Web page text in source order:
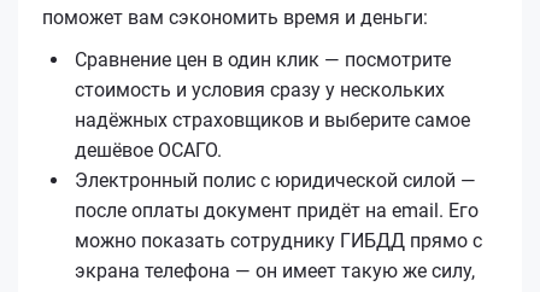
поможет вам сэкономить время и деньги:
Сравнение цен в один клик — посмотрите
стоимость и условия сразу у нескольких
надёжных страховщиков и выберите самое
дешёвое ОСАГО.
Электронный полис с юридической силой —
после оплаты документ придёт на email. Его
можно показать сотруднику ГИБДД прямо с
экрана телефона — он имеет такую же силу,